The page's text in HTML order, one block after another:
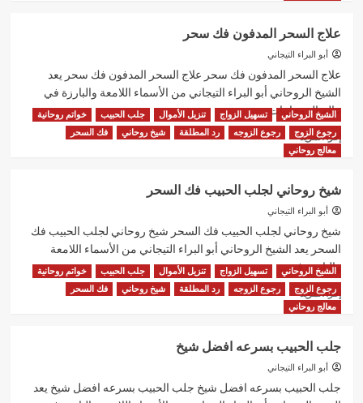
روحاني
ثقه
شيخ
روحاني
قوي
علاج السحر المدفون فك سحر
أبو البراء التيجاني
علاج السحر المدفون فك سحر علاج السحر المدفون فك سحر يعد
الشيخ الروحاني أبو البراء التيجاني من الأسماء اللامعة والبارزة في
عالم الروحانيات...
إقرأ المزيداقرأ
المزيد
السحر
المدفون
فك
سحر
الشيخ الروحاني تسهيل الزواج تنزيل الأموال جلب الحبيب
خواتم روحانية
رجوع الزوج
رجوع الزوجه رد المطلقة شيخ روحاني
فك السحر
معالج روحاني
شيخ روحاني لجلب الحبيب فك السحر
أبو البراء التيجاني
شيخ روحاني لجلب الحبيب فك السحر شيخ روحاني لجلب الحبيب فك
السحر يعد الشيخ الروحاني أبو البراء التيجاني من الأسماء اللامعة
والبارزة في...
إقرأ المزيداقرأ
المزيد
روحاني
لجلب
الشيخ الروحاني تسهيل الزواج تنزيل الأموال جلب الحبيب
خواتم روحانية
رجوع الزوج
رجوع الزوجه رد المطلقة شيخ روحاني
فك السحر
معالج روحاني
جلب الحبيب بسرعه افضل شيخ
أبو البراء التيجاني
جلب الحبيب بسرعه افضل شيخ جلب الحبيب بسرعه افضل شيخ يعد